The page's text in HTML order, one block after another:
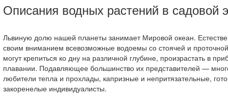
Описания водных растений в садовой
Львиную долю нашей планеты занимает Мировой океан.
своим вниманием всевозможные водоемы со стоячей и
могут крепиться ко дну на различной глубине, произрастать в
плавании. Подавляющее большинство их представителей —
любители тепла и прохлады, капризные и непритязательные,
закоренелые индивидуалисты.